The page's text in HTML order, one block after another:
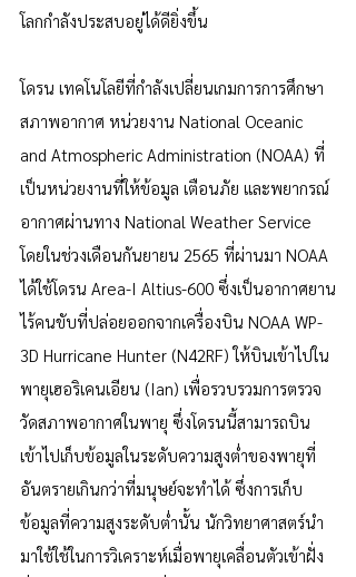
โลกกำลังประสบอยู่ได้ดียิ่งขึ้น
โดรน เทคโนโลยีที่กำลังเปลี่ยนเกมการการศึกษา
สภาพอากาศ หน่วยงาน National Oceanic
and Atmospheric Administration (NOAA) ที่
เป็นหน่วยงานที่ให้ข้อมูล เตือนภัย และพยากรณ์
อากาศผ่านทาง National Weather Service
โดยในช่วงเดือนกันยายน 2565 ที่ผ่านมา NOAA
ได้ใช้โดรน Area-I Altius-600 ซึ่งเป็นอากาศยาน
ไร้คนขับที่ปล่อยออกจากเครื่องบิน NOAA WP-
3D Hurricane Hunter (N42RF) ให้บินเข้าไปใน
พายุเฮอริเคนเอียน (Ian) เพื่อรวบรวมการตรวจ
วัดสภาพอากาศในพายุ ซึ่งโดรนนี้สามารถบิน
เข้าไปเก็บข้อมูลในระดับความสูงต่ำของพายุที่
อันตรายเกินกว่าที่มนุษย์จะทำได้ ซึ่งการเก็บ
ข้อมูลที่ความสูงระดับต่ำนั้น นักวิทยาศาสตร์นำ
มาใช้ใช้ในการวิเคราะห์เมื่อพายุเคลื่อนตัวเข้าฝั่ง